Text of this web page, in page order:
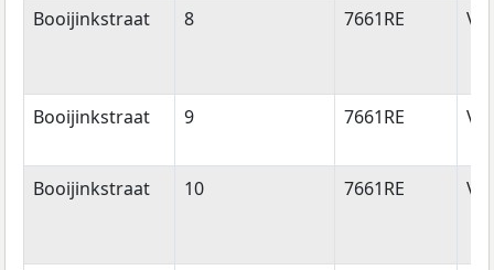
Booijinkstraat 8 7661RE
Booijinkstraat 9 7661RE
Booijinkstraat 10 7661RE